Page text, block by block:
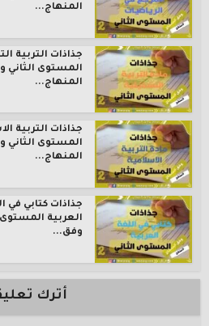
المنهاج...
جذاذات التربية
المستوى الثاني
المنهاج...
جذاذات التربية
المستوى الثاني
المنهاج...
جذاذات كتابي في
العربية المستوى
وفق...
أترك